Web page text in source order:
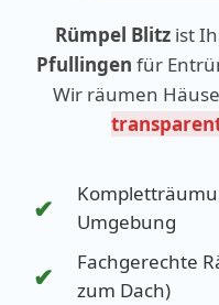
Rümpel Blitzist
Pfullingen für
Wir räumen
✔
Umgebung
✔
Fachgerechte
zum Dach)